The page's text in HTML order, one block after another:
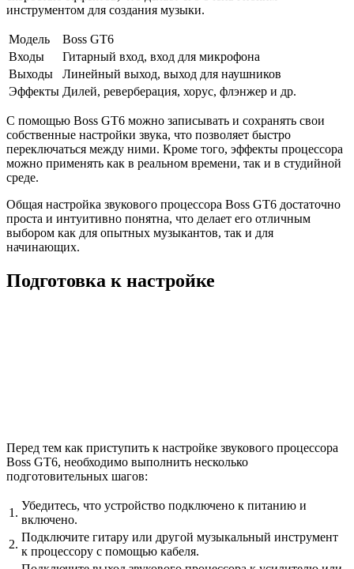
инструментом для создания музыки.
Модель
Boss GT6
Входы
Гитарный вход, вход для микрофона
Выходы
Линейный выход, выход для наушников
Эффекты Дилей, реверберация, хорус, флэнжер и др.
С помощью Boss GT6 можно записывать и сохранять свои
собственные настройки звука, что позволяет быстро
переключаться между ними. Кроме того, эффекты процессора
можно применять как в реальном времени, так и в студийной
среде.
Общая настройка звукового процессора Boss GT6 достаточно
проста и интуитивно понятна, что делает его отличным
выбором как для опытных музыкантов, так и для
начинающих.
Подготовка к настройке
Перед тем как приступить к настройке звукового процессора
Boss GT6, необходимо выполнить несколько
подготовительных шагов:
1.
Убедитесь, что устройство подключено к питанию и
включено.
2.
Подключите гитару или другой музыкальный инструмент
к процессору с помощью кабеля.